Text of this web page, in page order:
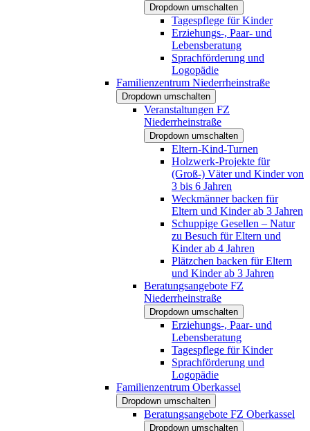
Dropdown umschalten
Tagespflege für Kinder
Erziehungs-, Paar- und
Lebensberatung
Sprachförderung und
Logopädie
Familienzentrum Niederrheinstraße
Dropdown umschalten
Veranstaltungen FZ
Niederrheinstraße
Dropdown umschalten
Eltern-Kind-Turnen
Holzwerk-Projekte für
(Groß-) Väter und Kinder von
3 bis 6 Jahren
Weckmänner backen für
Eltern und Kinder ab 3 Jahren
Schuppige Gesellen – Natur
zu Besuch für Eltern und
Kinder ab 4 Jahren
Plätzchen backen für Eltern
und Kinder ab 3 Jahren
Beratungsangebote FZ
Niederrheinstraße
Dropdown umschalten
Erziehungs-, Paar- und
Lebensberatung
Tagespflege für Kinder
Sprachförderung und
Logopädie
Familienzentrum Oberkassel
Dropdown umschalten
Beratungsangebote FZ Oberkassel
Dropdown umschalten